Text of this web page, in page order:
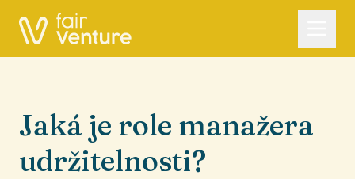
Jaká je role manažera
udržitelnosti?